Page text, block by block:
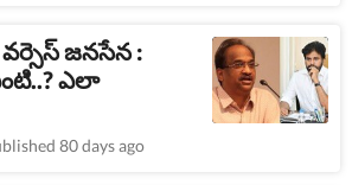
జనసేన :
ఎలా
80 days ago